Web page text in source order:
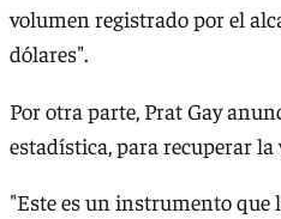
volumen registrado por el
dólares".
Por otra parte, Prat Gay
estadística, para recuperar la
"Este es un instrumento que